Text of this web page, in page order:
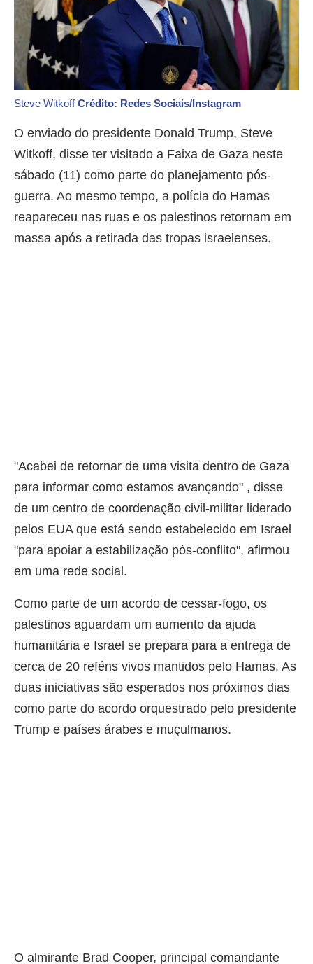
Steve WitkoffCrédito: Redes Sociais/Instagram
O enviado do presidente Donald Trump, Steve
Witkoff, disse ter visitado a Faixa de Gaza neste
sábado (11) como parte do planejamento pós-
guerra. Ao mesmo tempo, a polícia do Hamas
reapareceu nas ruas e os palestinos retornam em
massa após a retirada das tropas israelenses.
"Acabei de retornar de uma visita dentro de Gaza
para informar como estamos avançando" , disse
de um centro de coordenação civil-militar liderado
pelos EUA que está sendo estabelecido em Israel
"para apoiar a estabilização pós-conflito", afirmou
em uma rede social.
Como parte de um acordo de cessar-fogo, os
palestinos aguardam um aumento da ajuda
humanitária e Israel se prepara para a entrega de
cerca de 20 reféns vivos mantidos pelo Hamas. As
duas iniciativas são esperados nos próximos dias
como parte do acordo orquestrado pelo presidente
Trump e países árabes e muçulmanos.
O almirante Brad Cooper, principal comandante